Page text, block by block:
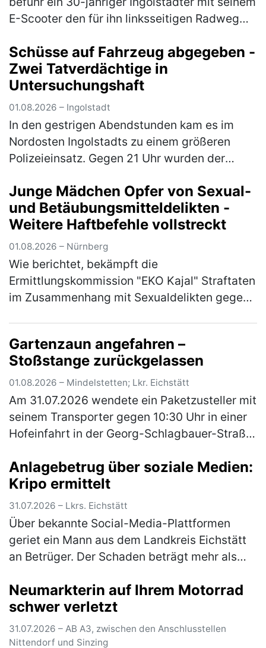
E-Scooter den für ihn linksseitigen Radweg
Ringstraße kommend in Richt…(mehr)
Schüsse auf Fahrzeug abgegeben -
Zwei Tatverdächtige in
Untersuchungshaft
01.08.2026 – Ingolstadt
In den gestrigen Abendstunden kam es im
Nordosten Ingolstadts zu einem größeren
Polizeieinsatz. Gegen 21 Uhr wurden der
Schussgeräusche im Bereich der Kreuzung
Goethestraß…(mehr)
Junge Mädchen Opfer von Sexual-
und Betäubungsmitteldelikten -
Weitere Haftbefehle vollstreckt
01.08.2026 – Nürnberg
Wie berichtet, bekämpft die
Ermittlungskommission "EKO Kajal" Straftaten
im Zusammenhang mit Sexualdelikten gegen
Mi…(mehr)
Gartenzaun angefahren –
Stoßstange zurückgelassen
01.08.2026 – Mindelstetten; Lkr. Eichstätt
Am 31.07.2026 wendete ein Paketzusteller mit
seinem Transporter gegen 10:30 Uhr in einer
Hofeinfahrt in der Georg-Schlagbauer-Straße
rechten Heck seinem Fahrzeu…(mehr)
Anlagebetrug über soziale Medien:
Kripo ermittelt
31.07.2026 – Lkrs. Eichstätt
Über bekannte Social-Media-Plattformen
geriet ein Mann aus dem Landkreis Eichstätt
an Betrüger. Der Schaden beträgt mehr als
dem 57-Jährigen suggeriert wor…(mehr)
Neumarkterin auf Ihrem Motorrad
schwer verletzt
31.07.2026 – AB A3, zwischen den Anschlusstellen
Nittendorf und Sinzing